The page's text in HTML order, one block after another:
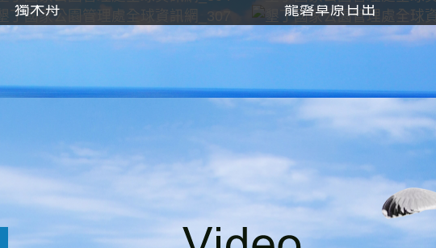
獨木舟 龍磐草原日出